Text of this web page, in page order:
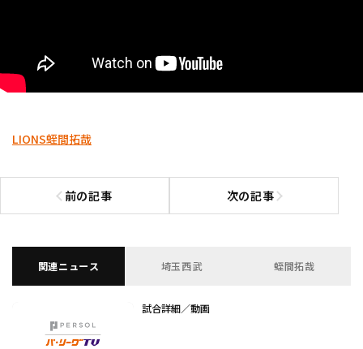
LIONS蛭間拓哉
前の記事
前の記事へ 次の記事次の記事へ
関連ニュース 埼玉西武 蛭間拓哉
試合詳細／動画